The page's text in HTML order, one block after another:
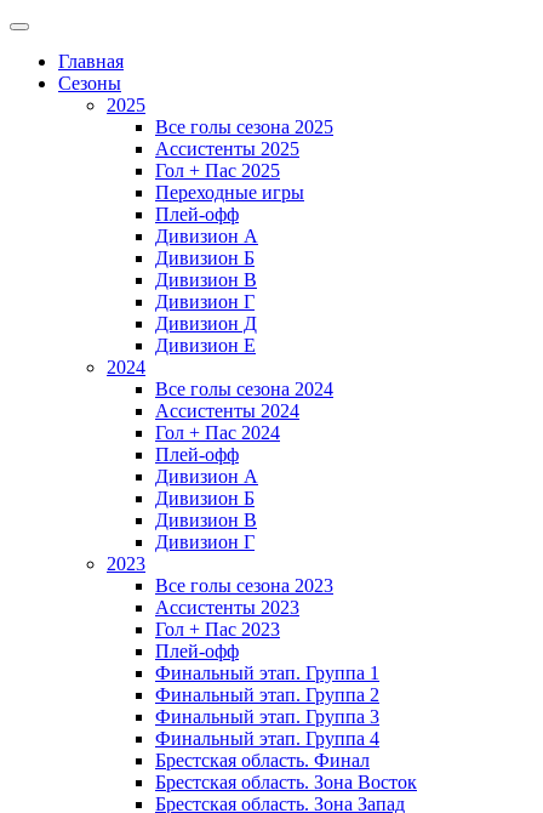
Главная
Сезоны
2025
Все голы сезона 2025
Ассистенты 2025
Гол + Пас 2025
Переходные игры
Плей-офф
Дивизион A
Дивизион Б
Дивизион В
Дивизион Г
Дивизион Д
Дивизион Е
2024
Все голы сезона 2024
Ассистенты 2024
Гол + Пас 2024
Плей-офф
Дивизион A
Дивизион Б
Дивизион В
Дивизион Г
2023
Все голы сезона 2023
Ассистенты 2023
Гол + Пас 2023
Плей-офф
Финальный этап. Группа 1
Финальный этап. Группа 2
Финальный этап. Группа 3
Финальный этап. Группа 4
Брестская область. Финал
Брестская область. Зона Восток
Брестская область. Зона Запад